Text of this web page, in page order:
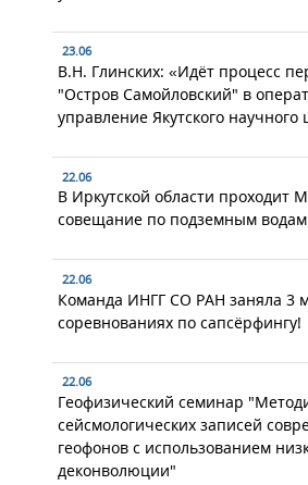
23.06
В.Н. Глинских: «Идёт процесс
"Остров Самойловский" в
управление Якутского научного
22.06
В Иркутской области проходит
совещание по подземным водам
22.06
Команда ИНГГ СО РАН заняла 3
соревнованиях по сапсёрфингу!
22.06
Геофизический семинар
сейсмологических записей
геофонов с использованием
деконволюции"